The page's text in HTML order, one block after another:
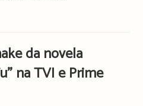
da novela
na TVI e Prime